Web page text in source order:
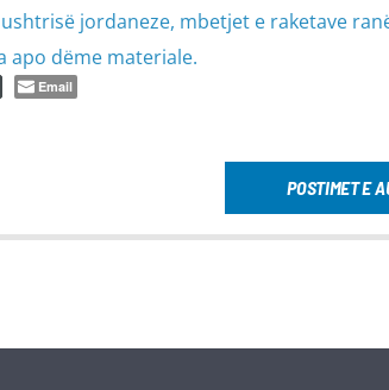
jordaneze, mbetjet e raketave
apo dëme materiale.
Email
POSTIMET E